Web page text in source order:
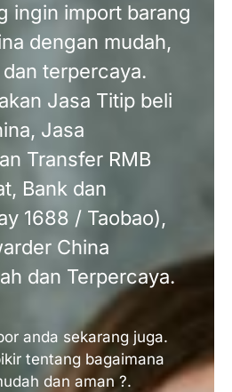
ingin import barang
dengan mudah,
terpercaya.
Jasa Titip beli
Jasa
Transfer RMB
Bank dan
1688 / Taobao),
China
dan Terpercaya.
anda sekarang juga.
tentang bagaimana
dan aman ?.